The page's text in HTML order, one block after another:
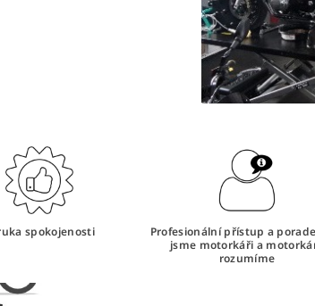
spokojenosti
Profesionální přístup a
jsme motorkáři a
rozumíme